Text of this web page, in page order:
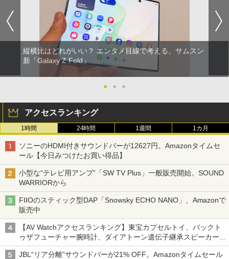
縦横比はどれがいい？ エンタメ目線で考える、サムスン
新「Galaxy Z Fold」
● ● ●
アクセスランキング
1時間 24時間 1週間 1カ月
ソニーのHDMI付きサウンドバーが12627円。Amazonタイムセ
ール【今日みつけたお買い得品】
小型な“テレビ用アンプ”「SW TV Plus」一般販売開始。SOUND
WARRIORから
FIIOのスティック型DAP「Snowsky ECHO NANO」、Amazonで
販売中
【AV Watchアクセスランキング】東宝カプセルトイ、バックト
ゥザフューチャー腕時計、ダイアトーン遺伝子継承スピーカー
('26年8月3日～9日)
JBL“リア分離”サウンドバーが21% OFF。Amazonタイムセール